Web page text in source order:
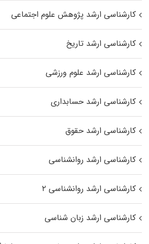
کارشناسی ارشد پژوهش علوم اجتماعی
کارشناسی ارشد تاریخ
کارشناسی ارشد علوم ورزشی
کارشناسی ارشد حسابداری
کارشناسی ارشد حقوق
کارشناسی ارشد روانشناسی
کارشناسی ارشد روانشناسی ۲
کارشناسی ارشد زبان شناسی